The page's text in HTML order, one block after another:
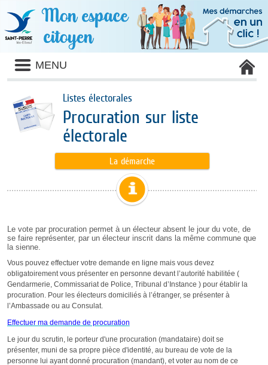
MENU
Listes électorales
Procuration sur liste
électorale
La démarche